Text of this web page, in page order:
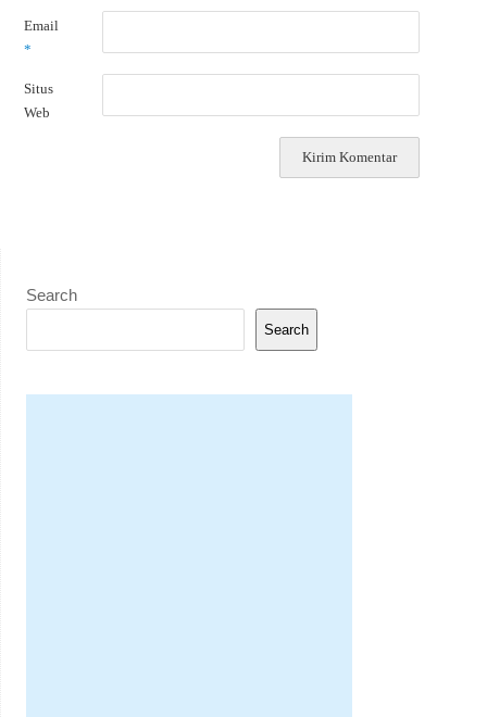
Email
*
Situs
Web
Search
Search